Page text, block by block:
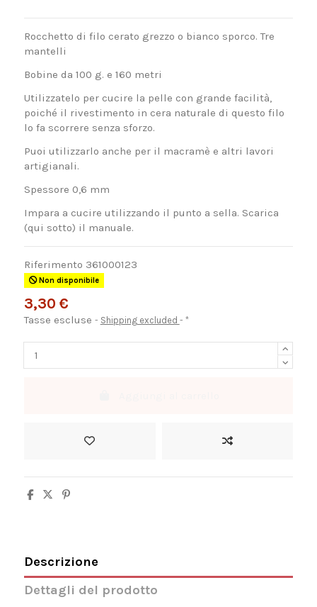
Rocchetto di filo cerato grezzo o bianco sporco. Tre
mantelli
Bobine da 100 g. e 160 metri
Utilizzatelo per cucire la pelle con grande facilità,
poiché il rivestimento in cera naturale di questo filo
lo fa scorrere senza sforzo.
Puoi utilizzarlo anche per il macramè e altri lavori
artigianali.
Spessore 0,6 mm
Impara a cucire utilizzando il punto a sella. Scarica
(qui sotto) il manuale.
Riferimento 361000123
Non disponibile
3,30 €
Tasse escluse Shipping excluded *
Descrizione
Dettagli del prodotto